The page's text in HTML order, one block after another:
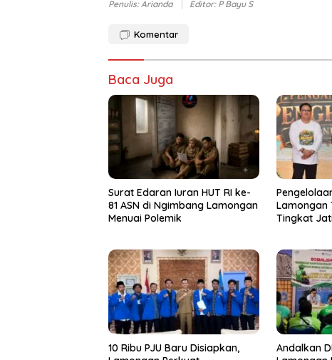
Penulis: Arianda Editor: P Bayu S
Komentar
Baca Juga
Surat Edaran Iuran HUT RI ke-
81 ASN di Ngimbang Lamongan
Menuai Polemik
Lamongan
Tingkat
10 Ribu PJU Baru Disiapkan,
Andalkan